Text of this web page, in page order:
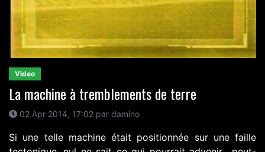
Video
La machine à tremblements de terre
02 Apr 2014, 17:02 par damino
Si une telle machine était positionnée sur une faille